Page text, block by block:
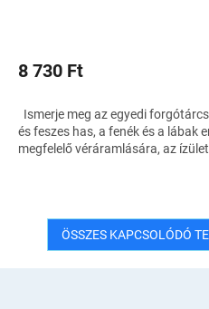
8 730 Ft
Ismerje meg az egyedi
és feszes has, a fenék és a lábak
megfelelő véráramlására, az
ÖSSZES KAPCSOLÓDÓ